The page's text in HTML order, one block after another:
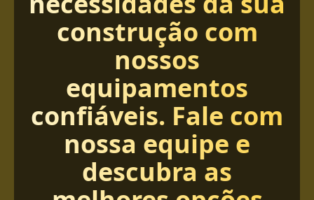
construção com
nossos
equipamentos
confiáveis. Fale com
nossa equipe e
descubra as